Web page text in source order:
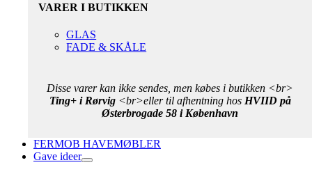
VARER I BUTIKKEN
GLAS
FADE & SKÅLE
Disse varer kan ikke sendes, men købes i butikken <br>
Ting+ i Rørvig<br>eller til afhentning hos HVIID på
Østerbrogade 58 i København
FERMOB HAVEMØBLER
Gave ideer